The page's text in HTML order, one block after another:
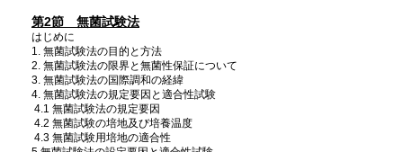
第2節 無菌試験法
はじめに
1. 無菌試験法の目的と方法
2. 無菌試験法の限界と無菌性保証について
3. 無菌試験法の国際調和の経緯
4. 無菌試験法の規定要因と適合性試験
4.1 無菌試験法の規定要因
4.2 無菌試験の培地及び培養温度
4.3 無菌試験用培地の適合性